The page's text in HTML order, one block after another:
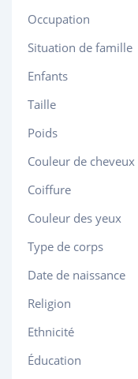
Occupation
Situation de famille
Enfants
Taille
Poids
Couleur de cheveux
Coiffure
Couleur des yeux
Type de corps
Date de naissance
Religion
Ethnicité
Éducation